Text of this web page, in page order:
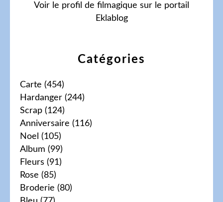
Catégories
Carte (454)
Hardanger (244)
Scrap (124)
Anniversaire (116)
Noel (105)
Album (99)
Fleurs (91)
Rose (85)
Broderie (80)
Voir le profil de filmagique sur le portail
Eklablog